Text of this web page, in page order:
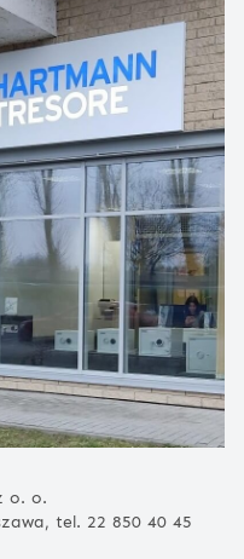
o. o.
tel. 22 850 40 45